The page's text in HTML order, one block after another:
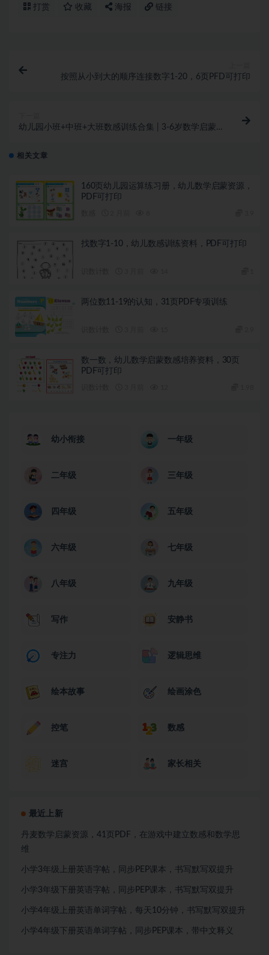
打赏 收藏 海报 链接
按照从小到大的顺序连接数字1-20，6页PFD可打印
幼儿园小班+中班+大班数感训练合集 | 3-6岁数学启蒙
相关文章
160页幼儿园运算练习册，幼儿数学启蒙资源，
PDF可打印
找数字1-10，幼儿数感训练资料，PDF可打印
两位数11-19的认知，31页PDF专项训练
数一数，幼儿数学启蒙数感培养资料，30页
PDF可打印
幼小衔接 一年级
二年级 三年级
四年级 五年级
六年级 七年级
八年级 九年级
写作 安静书
专注力 逻辑思维
绘本故事 绘画涂色
控笔 数感
迷宫 家长相关
最近上新
丹麦数学启蒙资源，41页PDF，在游戏中建立数感和数学思
维
小学3年级上册英语字帖，同步PEP课本，书写默写双提升
小学3年级下册英语字帖，同步PEP课本，书写默写双提升
小学4年级上册英语单词字帖，每天10分钟，书写默写双提升
小学4年级下册英语单词字帖，同步PEP课本，带中文释义